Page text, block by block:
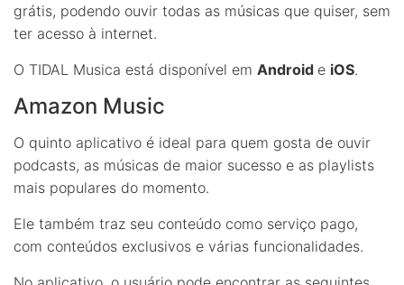
grátis, podendo ouvir todas as músicas que quiser, sem
ter acesso à internet.
O TIDAL Musica está disponível em Android e iOS.
Amazon Music
O quinto aplicativo é ideal para quem gosta de ouvir
podcasts, as músicas de maior sucesso e as playlists
mais populares do momento.
Ele também traz seu conteúdo como serviço pago,
com conteúdos exclusivos e várias funcionalidades.